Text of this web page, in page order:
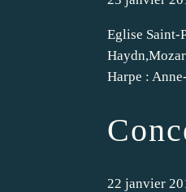
Eglise Saint-
Harpe :
22 janvier